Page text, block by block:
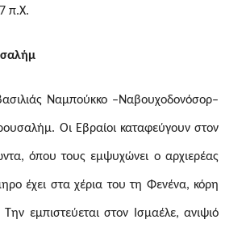
π.Χ.
Ναμπούκκο –Ναβουχοδονόσορ–
Οι Εβραίοι καταφεύγουν στον
όπου τους εμψυχώνει ο αρχιερέας
έχει στα χέρια του τη Φενένα, κόρη
εμπιστεύεται στον Ισμαέλε, ανιψιό